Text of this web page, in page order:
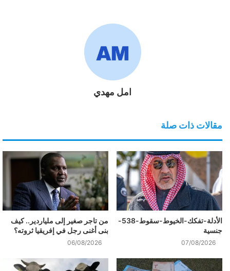
امل مهدي
مقالات ذات صلة
الأدلة-تفكك-الخيوط-سقوط-538-
جنسية
07/08/2026
من تاجر صغير إلى ملياردير.. كيف
بنى أغنى رجل في إفريقيا ثروته؟
06/08/2026